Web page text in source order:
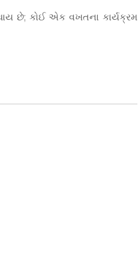
છે; કોઈ એક વખતના કાર્યક્રમ